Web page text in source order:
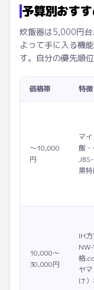
予算別おす
炊飯器は5,000円
よって手に入る機
す。自分の優先順
価格帯 特
〜10,000
円
マ
飯
黒
10,000〜
30,000円
IH
格
ヤ
け